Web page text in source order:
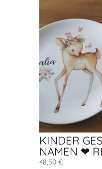
KINDER
NAMEN ❤
48,50 €